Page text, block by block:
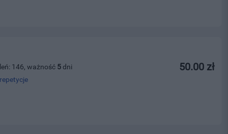
50.00 zł
146, ważność 5 dni